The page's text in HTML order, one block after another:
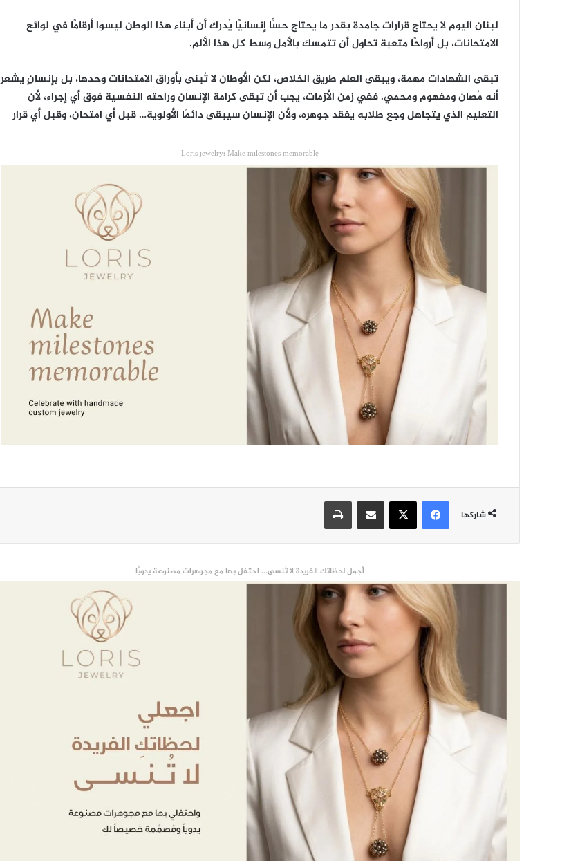
‎لبنان اليوم لا يحتاج قرارات جامدة بقدر ما يحتاج حسًّا إنسانيًا يُدرك أن أبناء هذا الوطن ليسوا أرقامًا في لوائح
الامتحانات، بل أرواحًا متعبة تحاول أن تتمسك بالأمل وسط كل هذا الألم.
‎تبقى الشهادات مهمة، ويبقى العلم طريق الخلاص، لكن الأوطان لا تُبنى بأوراق الامتحانات وحدها، بل بإنسانٍ يشعر
أنه مُصان ومفهوم ومحمي. ففي زمن الأزمات، يجب أن تبقى كرامة الإنسان وراحته النفسية فوق أي إجراء، لأن
التعليم الذي يتجاهل وجع طلابه يفقد جوهره، ولأن الإنسان سيبقى دائمًا الأولوية… قبل أي امتحان، وقبل أي قرار
Loris jewelry: Make milestones memorable
شاركها
فيسبوك‫X مشاركة عبر البريد طباعة
أجمل لحظاتك الفريدة لا تُنسى... احتفل بها مع مجوهرات مصنوعة يدويًّا